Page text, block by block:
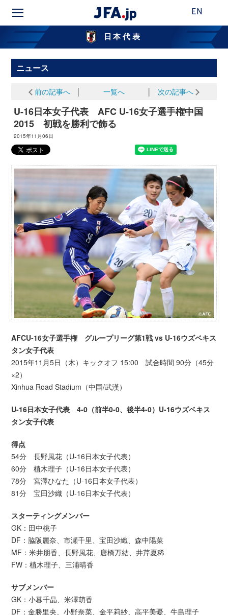
EN
日本代表
ニュース
前の記事へ 一覧へ 次の記事へ
U-16日本女子代表 AFC U-16女子選手権中国
2015 初戦を勝利で飾る
2015年11月06日
AFCU-16女子選手権 グループリーグ第1戦 vs U-16ウズベキス
タン女子代表
2015年11月5日（木）キックオフ 15:00 試合時間 90分（45分
×2）
Xinhua Road Stadium（中国/武漢）
U-16日本女子代表 4-0（前半0-0、後半4-0）U-16ウズベキス
タン女子代表
得点
54分 長野風花（U-16日本女子代表）
60分 植木理子（U-16日本女子代表）
78分 宮澤ひなた（U-16日本女子代表）
81分 宝田沙織（U-16日本女子代表）
スターティングメンバー
GK：田中桃子
DF：脇阪麗奈、市瀬千里、宝田沙織、森中陽菜
MF：米井朋香、長野風花、唐橋万結、井芹夏稀
FW：植木理子、三浦晴香
サブメンバー
GK：小暮千晶、米澤萌香
DF：金勝里央、小野奈菜、金平莉紗、高平美憂、牛島理子